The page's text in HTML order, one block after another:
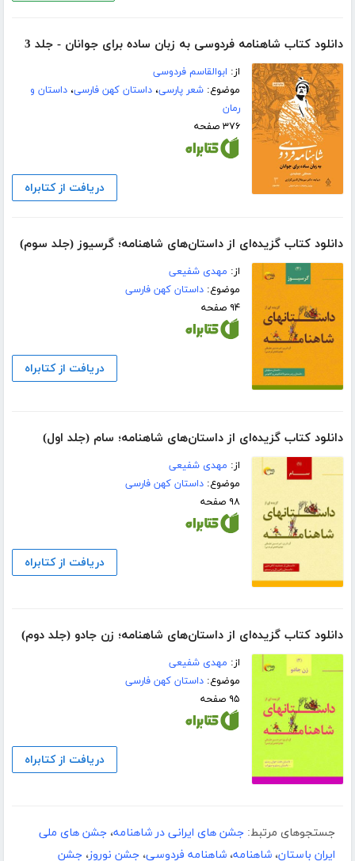
دانلود کتاب شاهنامه فردوسی به زبان ساده برای جوانان - جلد 3
از: ابوالقاسم فردوسی
موضوع:شعر پارسی،داستان کهن فارسی،داستان و
رمان
۳۷۶ صفحه
دریافت از کتابراه
دانلود کتاب گزیده‌ای از داستان‌های شاهنامه؛ گرسیوز (جلد سوم)
از: مهدی شفیعی
موضوع:داستان کهن فارسی
۹۴ صفحه
دریافت از کتابراه
دانلود کتاب گزیده‌ای از داستان‌های شاهنامه؛ سام (جلد اول)
از: مهدی شفیعی
موضوع:داستان کهن فارسی
۹۸ صفحه
دریافت از کتابراه
دانلود کتاب گزیده‌ای از داستان‌های شاهنامه؛ زن جادو (جلد دوم)
از: مهدی شفیعی
موضوع:داستان کهن فارسی
۹۵ صفحه
دریافت از کتابراه
جستجوهای مرتبط: جشن های ایرانی در شاهنامه، جشن های ملی
ایران باستان، شاهنامه، شاهنامه فردوسی، جشن نوروز، جشن